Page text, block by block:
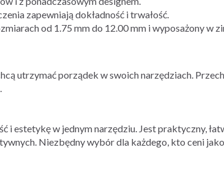
zapewniają dokładność i trwałość.
od 1.75 mm do 12.00 mm i wyposażony w
utrzymać porządek w swoich narzędziach.
i estetykę w jednym narzędziu. Jest praktyczny,
Niezbędny wybór dla każdego, kto ceni